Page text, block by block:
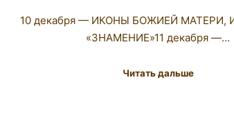
10 декабря — ИКОНЫ БОЖИЕЙ МАТЕРИ,
«ЗНАМЕНИЕ»11 декабря —…
Читать дальше